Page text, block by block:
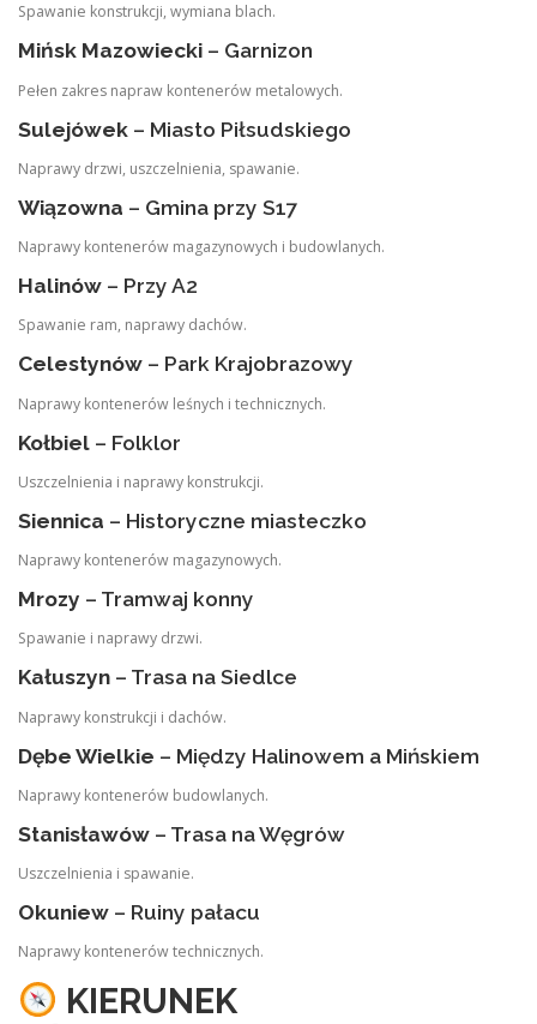
Spawanie konstrukcji, wymiana blach.
Mińsk Mazowiecki – Garnizon
Pełen zakres napraw kontenerów metalowych.
Sulejówek – Miasto Piłsudskiego
Naprawy drzwi, uszczelnienia, spawanie.
Wiązowna – Gmina przy S17
Naprawy kontenerów magazynowych i budowlanych.
Halinów – Przy A2
Spawanie ram, naprawy dachów.
Celestynów – Park Krajobrazowy
Naprawy kontenerów leśnych i technicznych.
Kołbiel – Folklor
Uszczelnienia i naprawy konstrukcji.
Siennica – Historyczne miasteczko
Naprawy kontenerów magazynowych.
Mrozy – Tramwaj konny
Spawanie i naprawy drzwi.
Kałuszyn – Trasa na Siedlce
Naprawy konstrukcji i dachów.
Dębe Wielkie – Między Halinowem a Mińskiem
Naprawy kontenerów budowlanych.
Stanisławów – Trasa na Węgrów
Uszczelnienia i spawanie.
Okuniew – Ruiny pałacu
Naprawy kontenerów technicznych.
KIERUNEK